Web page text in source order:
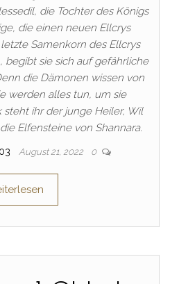
die Tochter des Königs
die einen neuen Ellcrys
Samenkorn des Ellcrys
sie sich auf gefährliche
die Dämonen wissen von
werden alles tun, um sie
ihr der junge Heiler, Wil
Elfensteine von Shannara.
August 21, 2022 0